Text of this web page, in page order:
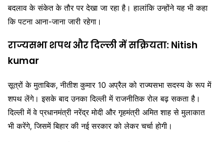
बदलाव के संकेत के तौर पर देखा जा रहा है। हालांकि उन्होंने यह भी कहा
कि पटना आना-जाना जारी रहेगा।
राज्यसभा शपथ और दिल्ली में सक्रियता: Nitish
kumar
सूत्रों के मुताबिक, नीतीश कुमार 10 अप्रैल को राज्यसभा सदस्य के रूप में
शपथ लेंगे। इसके बाद उनका दिल्ली में राजनीतिक रोल बढ़ सकता है।
दिल्ली में वे प्रधानमंत्रीनरेंद्र मोदी और गृहमंत्री अमित शाह से मुलाकात
भी करेंगे, जिसमें बिहार की नई सरकार को लेकर चर्चा होगी।